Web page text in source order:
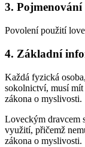
3. Pojmenování
Povolení použití
4. Základní
Každá fyzická
sokolnictví, musí
zákona o myslivosti.
Loveckým dravcem
využití, přičemž
zákona o myslivosti.